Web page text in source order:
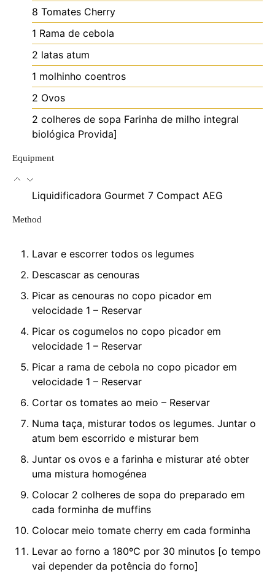
8 Tomates Cherry
1 Rama de cebola
2 latas atum
1 molhinho coentros
2 Ovos
2 colheres de sopa Farinha de milho integral
biológica Provida]
Equipment
Liquidificadora Gourmet 7 Compact AEG
Method
Lavar e escorrer todos os legumes
Descascar as cenouras
Picar as cenouras no copo picador em
velocidade 1 – Reservar
Picar os cogumelos no copo picador em
velocidade 1 – Reservar
Picar a rama de cebola no copo picador em
velocidade 1 – Reservar
Cortar os tomates ao meio – Reservar
Numa taça, misturar todos os legumes. Juntar o
atum bem escorrido e misturar bem
Juntar os ovos e a farinha e misturar até obter
uma mistura homogénea
Colocar 2 colheres de sopa do preparado em
cada forminha de muffins
Colocar meio tomate cherry em cada forminha
Levar ao forno a 180ºC por 30 minutos [o tempo
vai depender da potência do forno]